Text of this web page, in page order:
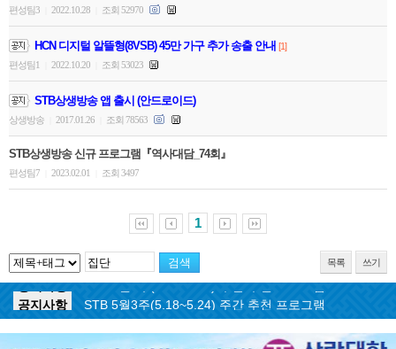
편성팀3 2022.10.28 조회 52970
HCN 디지털 알뜰형(8VSB) 45만 가구 추가 송출 안내 [1]
편성팀1
2022.10.20 조회 53023
STB상생방송 앱 출시 (안드로이드)
상생방송 2017.01.26 조회 78563
STB상생방송 신규 프로그램『역사대담_74회』
편성팀7 2023.02.01 조회 3497
1
목록 쓰기
공지사항
STB 5월4주(5.25~5.31) 주간 추천 프로그램
공지사항
STB 5월3주(5.18~5.24) 주간 추천 프로그램
공지사항
STB 4월마지막주(4.27~5.3) 주간 추천 프로그램
STB 4월4주(4.20~4.26) 주간 추천 프로그램